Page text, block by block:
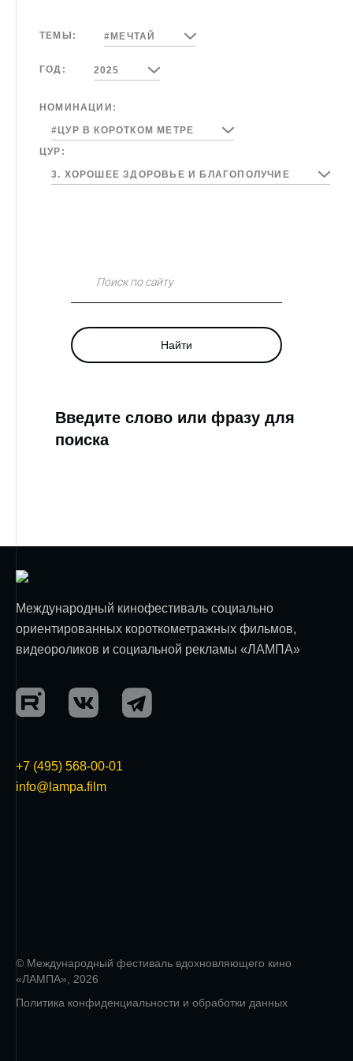
ТЕМЫ: #МЕЧТАЙ
ГОД: 2025
НОМИНАЦИИ:
#ЦУР В КОРОТКОМ МЕТРЕ
ЦУР:
3. ХОРОШЕЕ ЗДОРОВЬЕ И БЛАГОПОЛУЧИЕ
Поиск по сайту
Найти
Введите слово или фразу для
поиска
Международный кинофестиваль социально
ориентированных короткометражных фильмов,
видеороликов и социальной рекламы «ЛАМПА»
+7 (495) 568-00-01
info@lampa.film
© Международный фестиваль вдохновляющего кино
«ЛАМПА», 2026
Политика конфиденциальности и обработки данных